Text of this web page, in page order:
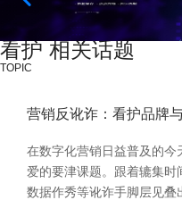
看护 相关话题
TOPIC
营销反讹诈：看护品牌
在数字化营销日益普及的今
爱的要津课题。跟着辘集时
数据作秀等讹诈手脚层见